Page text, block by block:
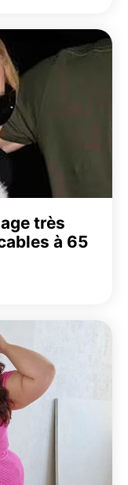
très
à 65